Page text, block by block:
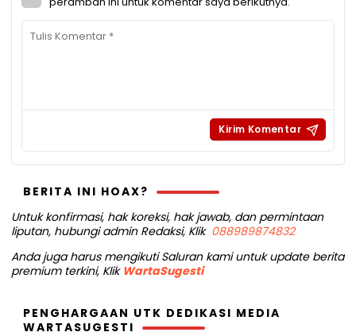
BERITA INI HOAX?
Untuk konfirmasi, hak koreksi, hak jawab, dan permintaan
liputan, hubungi admin Redaksi, Klik 088989874832
Anda juga harus mengikuti Saluran kami untuk update berita
premium terkini, Klik WartaSugesti
PENGHARGAAN UTK DEDIKASI MEDIA
WARTASUGESTI